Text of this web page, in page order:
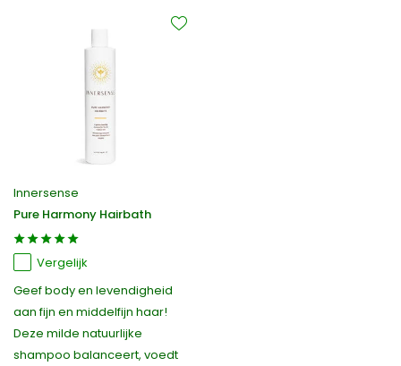
Innersense
Pure Harmony Hairbath
Vergelijk
Geef body en levendigheid
aan fijn en middelfijn haar!
Deze milde natuurlijke
shampoo balanceert, voedt